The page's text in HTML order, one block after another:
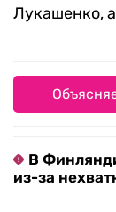
Лукашенко,
В
из-за